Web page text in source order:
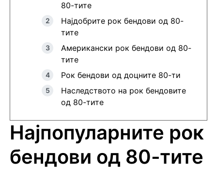
80-тите
Најдобрите рок бендови од 80-
тите
Американски рок бендови од 80-
тите
Рок бендови од доцните 80-ти
Наследството на рок бендовите
од 80-тите
Најпопуларните рок
бендови од 80-тите